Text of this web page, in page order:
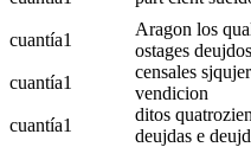
cuantía1
Aragon los
ostages
cuantía1
censales
vendicion
cuantía1
ditos
deujdas e